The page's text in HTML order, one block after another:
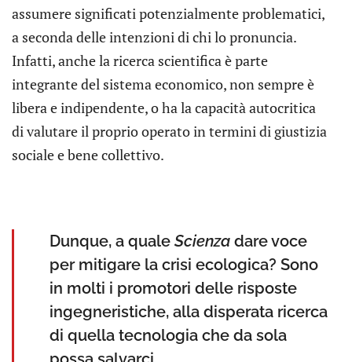
assumere significati potenzialmente problematici,
a seconda delle intenzioni di chi lo pronuncia.
Infatti, anche la ricerca scientifica è parte
integrante del sistema economico, non sempre è
libera e indipendente, o ha la capacità autocritica
di valutare il proprio operato in termini di giustizia
sociale e bene collettivo.
Dunque, a quale Scienza dare voce
per mitigare la crisi ecologica? Sono
in molti i promotori delle risposte
ingegneristiche, alla disperata ricerca
di quella tecnologia che da sola